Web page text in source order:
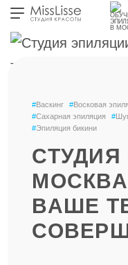
#Васкинг #Восковая
#Сахарная эпиляция #
#Эпиляция бикини
ВАШЕ